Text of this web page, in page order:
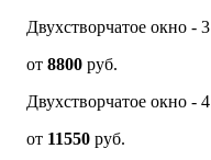
Двухстворчатое окно - 3
от 8800 руб.
Двухстворчатое окно - 4
от 11550 руб.